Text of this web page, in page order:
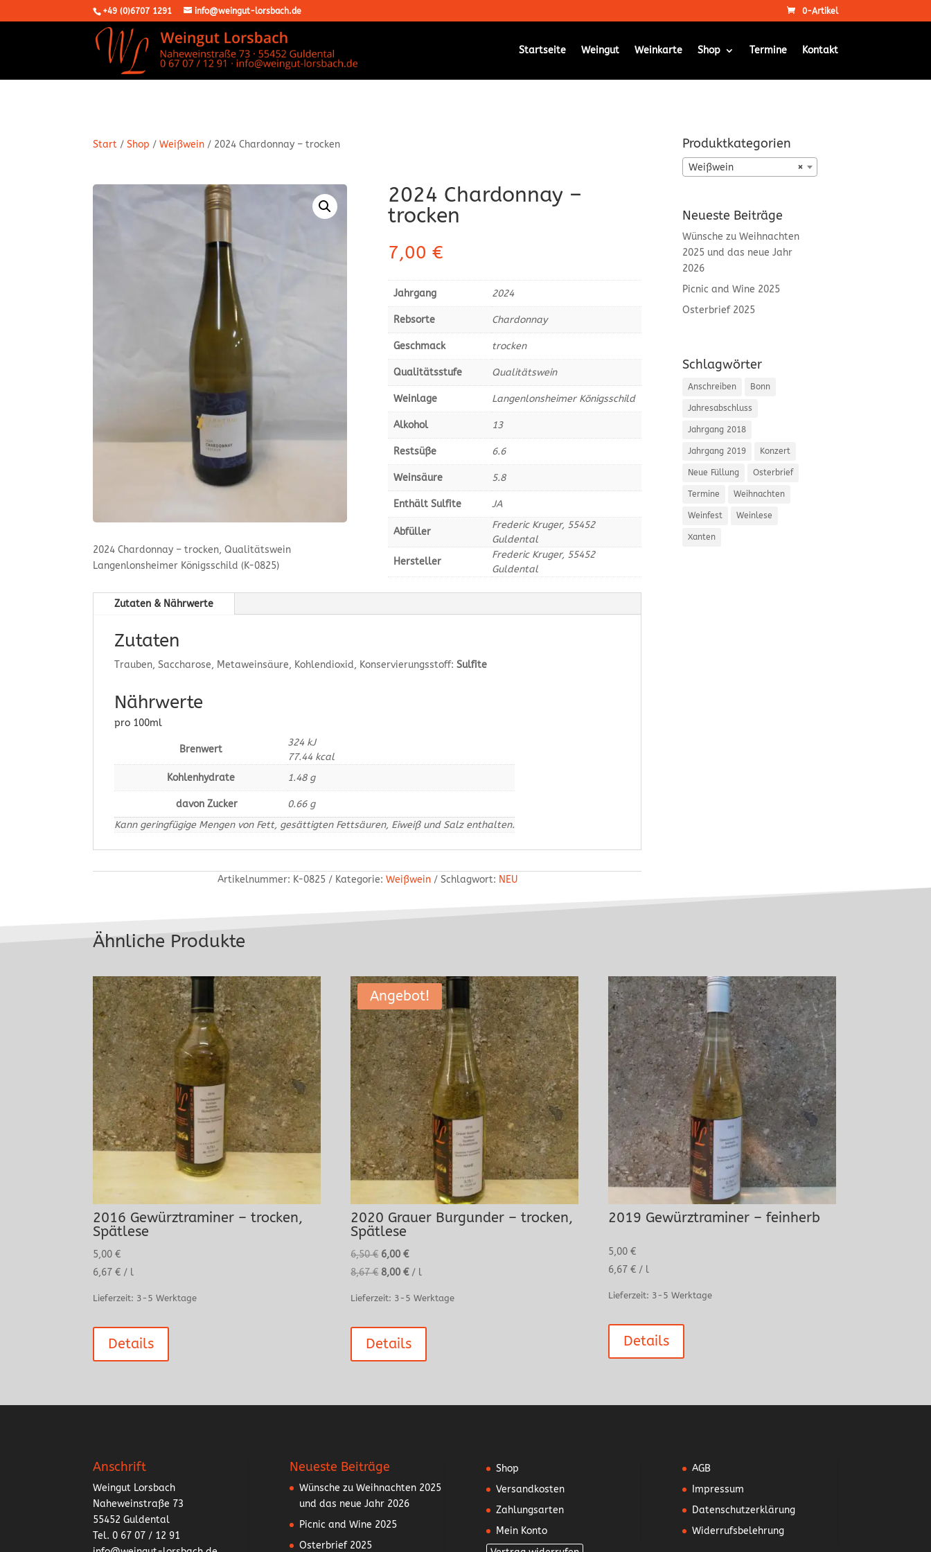
+49 (0)6707 1291 info@weingut-lorsbach.de 0-Artikel
Startseite Weingut Weinkarte Shop Termine Kontakt
Start /Shop /Weißwein / 2024 Chardonnay – trocken
2024 Chardonnay – trocken, Qualitätswein
Langenlonsheimer Königsschild (K-0825)
2024 Chardonnay –
trocken
7,00 €
Jahrgang 2024
Rebsorte Chardonnay
Geschmack trocken
Qualitätsstufe Qualitätswein
Weinlage Langenlonsheimer Königsschild
Alkohol 13
Restsüße 6.6
Weinsäure 5.8
Enthält Sulfite JA
Abfüller
Frederic Kruger, 55452
Guldental
Hersteller
Frederic Kruger, 55452
Guldental
Zutaten & Nährwerte
Zutaten
Trauben, Saccharose, Metaweinsäure, Kohlendioxid, Konservierungsstoff:Sulfite
Nährwerte
pro 100ml
Brenwert
324 kJ
77.44 kcal
Kohlenhydrate
1.48 g
davon Zucker 0.66 g
Kann geringfügige Mengen von Fett, gesättigten Fettsäuren, Eiweiß und Salz enthalten.
Artikelnummer: K-0825 Kategorie: Weißwein Schlagwort: NEU
Produktkategorien
×
Weißwein
Neueste Beiträge
Wünsche zu Weihnachten
2025 und das neue Jahr
2026
Picnic and Wine 2025
Osterbrief 2025
Schlagwörter
Anschreiben Bonn
Jahresabschluss
Jahrgang 2018
Jahrgang 2019 Konzert
Neue Füllung Osterbrief
Termine Weihnachten
Weinfest Weinlese
Xanten
Ähnliche Produkte
2016 Gewürztraminer – trocken,
Spätlese
5,00€
6,67€ / l
Lieferzeit: 3-5 Werktage
Details
Angebot!
2020 Grauer Burgunder – trocken,
Spätlese
6,50€ Ursprünglicher
Preis
6,00€Aktueller
Preis
8,67€ 8,00€/ l
Lieferzeit: 3-5 Werktage
Details
2019 Gewürztraminer – feinherb
5,00€
6,67€ / l
Lieferzeit: 3-5 Werktage
Details
Anschrift
Weingut Lorsbach
Naheweinstraße 73
55452 Guldental
Tel. 0 67 07 / 12 91
Neueste Beiträge
Wünsche zu Weihnachten 2025
und das neue Jahr 2026
Picnic and Wine 2025
Osterbrief 2025
Shop
Versandkosten
Zahlungsarten
Mein Konto
AGB
Impressum
Datenschutzerklärung
Widerrufsbelehrung